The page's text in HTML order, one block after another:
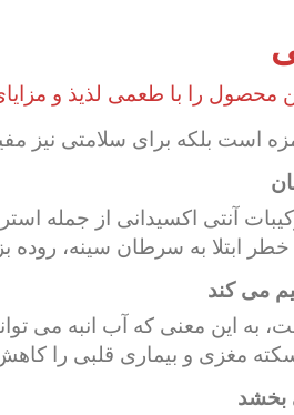
محصول را با طعمی لذیذ و
است بلکه برای سلامتی نیز
آنتی اکسیدانی از جمله
ابتلا به سرطان سینه،
به این معنی که آب انبه
مغزی و بیماری قلبی را